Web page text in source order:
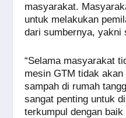
masyarakat.
untuk melakukan
dari sumbernya, yakni
“Selama masyarakat
mesin GTM tidak
sampah di rumah
sangat penting untuk
terkumpul dengan